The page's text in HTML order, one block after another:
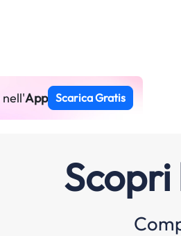
nell'App Scarica Gratis